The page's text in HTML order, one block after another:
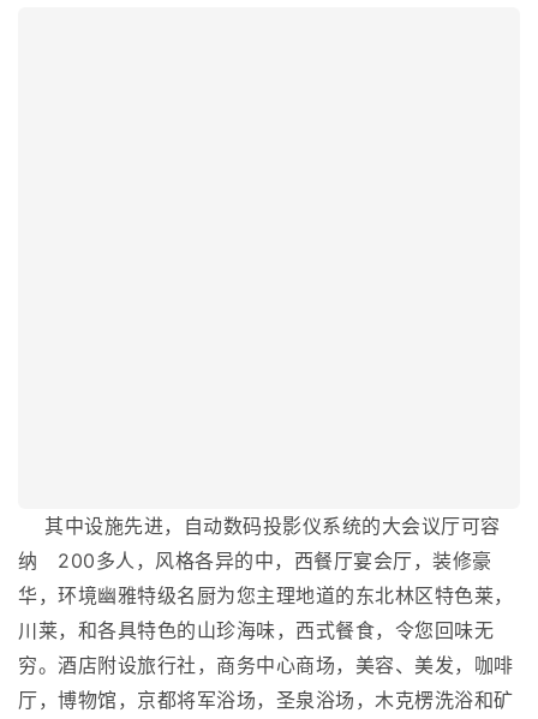
其中设施先进，自动数码投影仪系统的大会议厅可容
纳 200多人，风格各异的中，西餐厅宴会厅，装修豪
华，环境幽雅特级名厨为您主理地道的东北林区特色莱，
川莱，和各具特色的山珍海味，西式餐食，令您回味无
穷。酒店附设旅行社，商务中心商场，美容、美发，咖啡
厅，博物馆，京都将军浴场，圣泉浴场，木克楞洗浴和矿